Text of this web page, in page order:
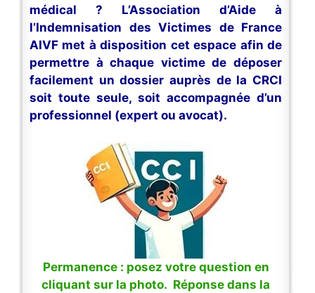
médical ? L’Association d’Aide à
l’Indemnisation des Victimes de France
AIVF met à disposition cet espace afin de
permettre à chaque victime de déposer
facilement un dossier auprès de la CRCI
soit toute seule, soit accompagnée d’un
professionnel (expert ou avocat).
Permanence : posez votre question en
cliquant sur la photo. Réponse dans la